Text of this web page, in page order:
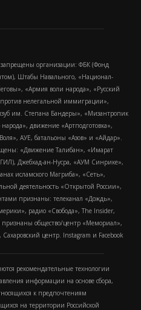
организации: ФБК (Фонд
Штабы Навального, «Национал-
«Армия воли народа», «Русский
нелегальной иммиграции»,
им. Степана Бандеры», «Мизантропик
движение «Артподготовка»,
АУЕ, батальоны «Азов» и «Айдар».
«Движение Талибан», «Имарат
Джебхад-ан-Нусра, «АУМ Синрике»,
исламского Магриба», «Сеть»,
деятельность «Открытой России»,
признаны: телеканал «Дождь»,
радио «Свобода», The Insider,
общество/центр «Мемориал»,
центр. Instagram и Facebook
рекомендательные технологии
информации на основе сбора,
к предпочтениям
на территории Российской